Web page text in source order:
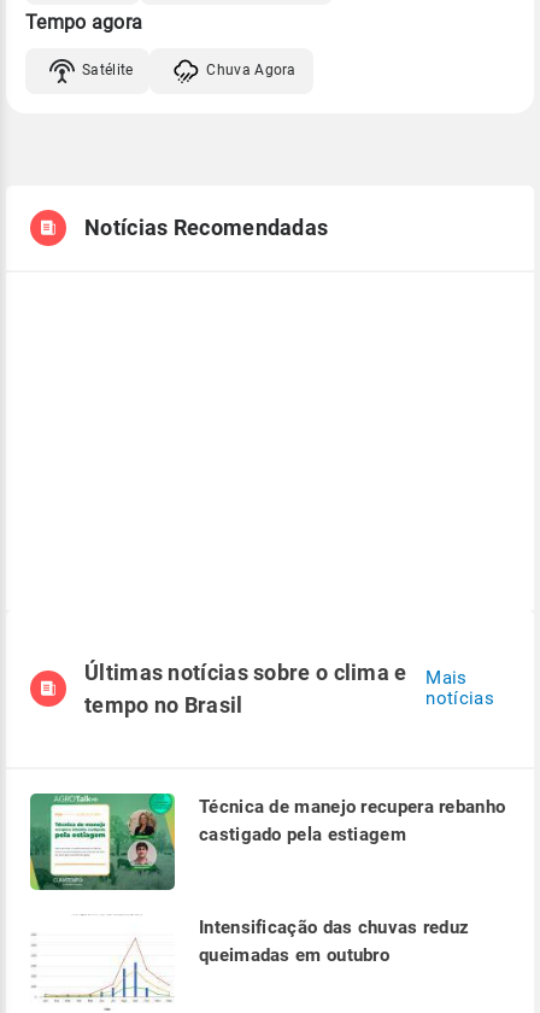
Tempo agora
Satélite Chuva Agora
Notícias Recomendadas
Últimas notícias sobre o clima e
tempo no Brasil
Mais
notícias
Técnica de manejo recupera rebanho
castigado pela estiagem
Intensificação das chuvas reduz
queimadas em outubro